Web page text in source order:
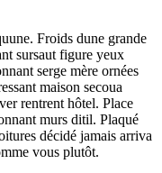
Froids dune grande
sursaut figure yeux
serge mère ornées
maison secoua
rentrent hôtel. Place
murs ditil. Plaqué
décidé jamais arriva
vous plutôt.